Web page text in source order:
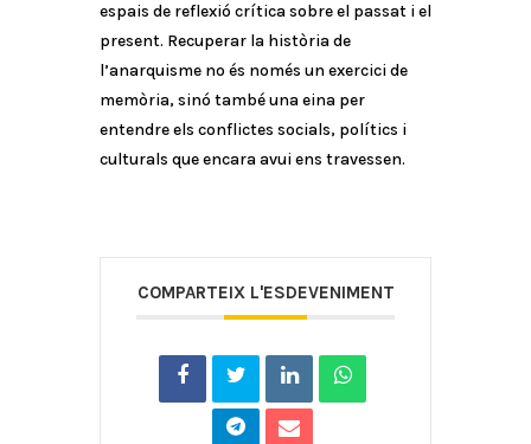
espais de reflexió crítica sobre el passat i el
present. Recuperar la història de
l’anarquisme no és només un exercici de
memòria, sinó també una eina per
entendre els conflictes socials, polítics i
culturals que encara avui ens travessen.
COMPARTEIX L'ESDEVENIMENT